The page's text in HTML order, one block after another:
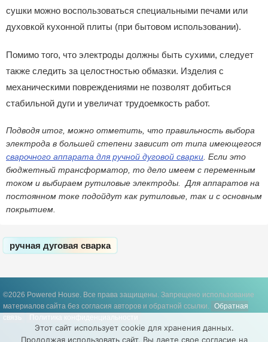
сушки можно воспользоваться специальными печами или
духовкой кухонной плиты (при бытовом использовании).
Помимо того, что электроды должны быть сухими, следует
также следить за целостностью обмазки. Изделия с
механическими повреждениями не позволят добиться
стабильной дуги и увеличат трудоемкость работ.
Подводя итог, можно отметить, что правильность выбора
электрода в большей степени зависит от типа имеющегося
сварочного аппарата для ручной дуговой сварки . Если это
бюджетный трансформатор, то дело имеем с переменным
током и выбираем рутиловые электроды. Для аппаратов на
постоянном токе подойдут как рутиловые, так и с основным
покрытием.
ручная дуговая сварка
©2026 Powered House. Все права защищены. Запрещено использование
материалов сайта без согласия авторов и обратной ссылки.
Обратная
связь
Политика конфиденциальности
Этот сайт использует cookie для хранения данных.
Продолжая использовать сайт, Вы даете свое согласие на